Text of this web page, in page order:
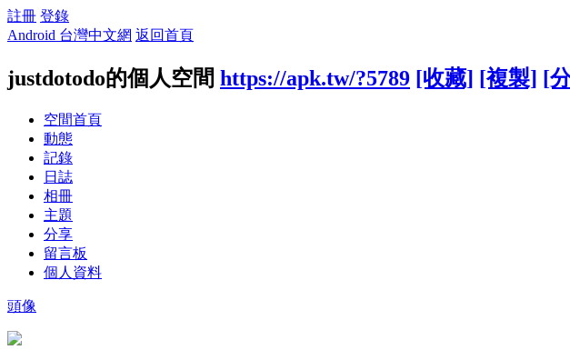
註冊 登錄
Android 台灣中文網 返回首頁
justdotodo的個人空間 https://apk.tw/?5789 [收藏] [複製] [
空間首頁
動態
記錄
日誌
相冊
主題
分享
留言板
個人資料
頭像